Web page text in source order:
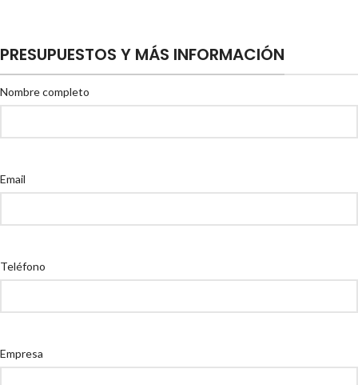
PRESUPUESTOS Y MÁS INFORMACIÓN
Nombre completo
Email
Teléfono
Empresa